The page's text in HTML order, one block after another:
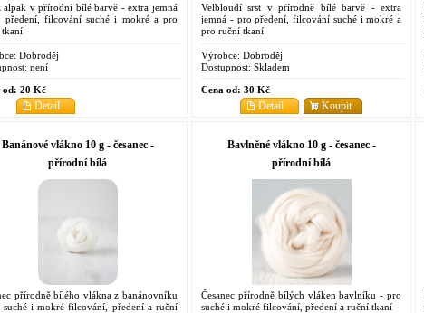
alpak v přírodní bílé barvě - extra jemná
předení, filcování suché i mokré a pro
Dobroděj
není
od: 20 Kč
Detail
Velbloudí srst v přírodně bílé barvě - extra
jemná - pro předení, filcování suché i mokré a
pro ruční tkaní
Výrobce: Dobroděj
Dostupnost: Skladem
Cena od: 30 Kč
Koupit
Detail
Banánové vlákno 10 g - česanec -
přírodní bílá
přírodně bílého vlákna z banánovníku
i mokré filcování, předení a ruční
Bavlněné vlákno 10 g - česanec -
přírodní bílá
Česanec přírodně bílých vláken bavlníku - pro
suché i mokré filcování, předení a ruční tkaní